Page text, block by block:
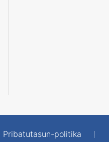
Pribatutasun-politika